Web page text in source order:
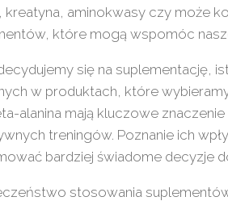
kreatyna, aminokwasy czy może
które mogą wspomóc
się na suplementację,
w produktach, które
alanina mają kluczowe
treningów. Poznanie ich
bardziej świadome decyzje
stosowania